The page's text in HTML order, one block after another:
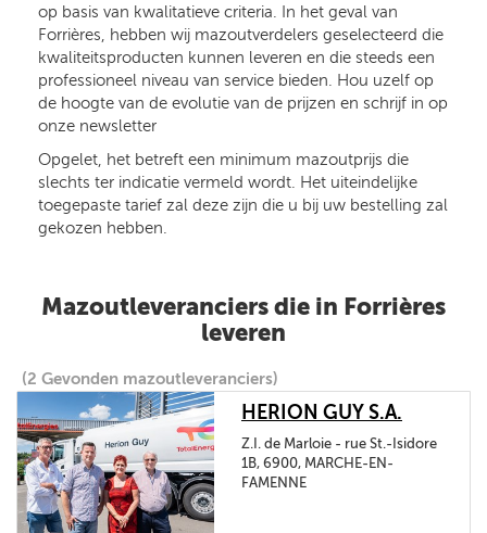
op basis van kwalitatieve criteria. In het geval van
Forrières, hebben wij mazoutverdelers geselecteerd die
kwaliteitsproducten kunnen leveren en die steeds een
professioneel niveau van service bieden. Hou uzelf op
de hoogte van de evolutie van de prijzen en schrijf in op
onze newsletter
Opgelet, het betreft een minimum mazoutprijs die
slechts ter indicatie vermeld wordt. Het uiteindelijke
toegepaste tarief zal deze zijn die u bij uw bestelling zal
gekozen hebben.
Mazoutleveranciers die in Forrières
leveren
(2 Gevonden mazoutleveranciers)
HERION GUY S.A.
Z.I. de Marloie - rue St.-Isidore
1B, 6900, MARCHE-EN-
FAMENNE